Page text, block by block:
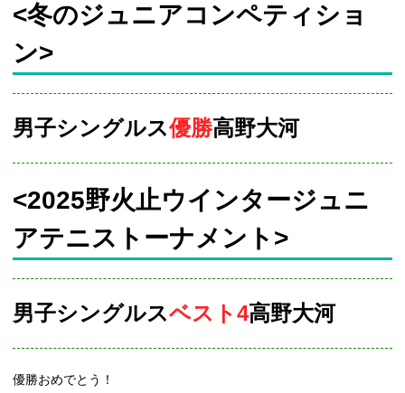
<冬のジュニアコンペティショ
ン>
男子シングルス優勝高野大河
<2025野火止ウインタージュニ
アテニストーナメント>
男子シングルスベスト4高野大河
優勝おめでとう！